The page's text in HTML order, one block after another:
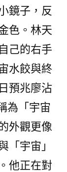
三
個
月
擁
車
奧
斯
德
零
件
商
鏡子，反
色。林天
己的右手
水餃與終
預兆廖沾
為「宇宙
外觀更像
「宇宙」
他正在對